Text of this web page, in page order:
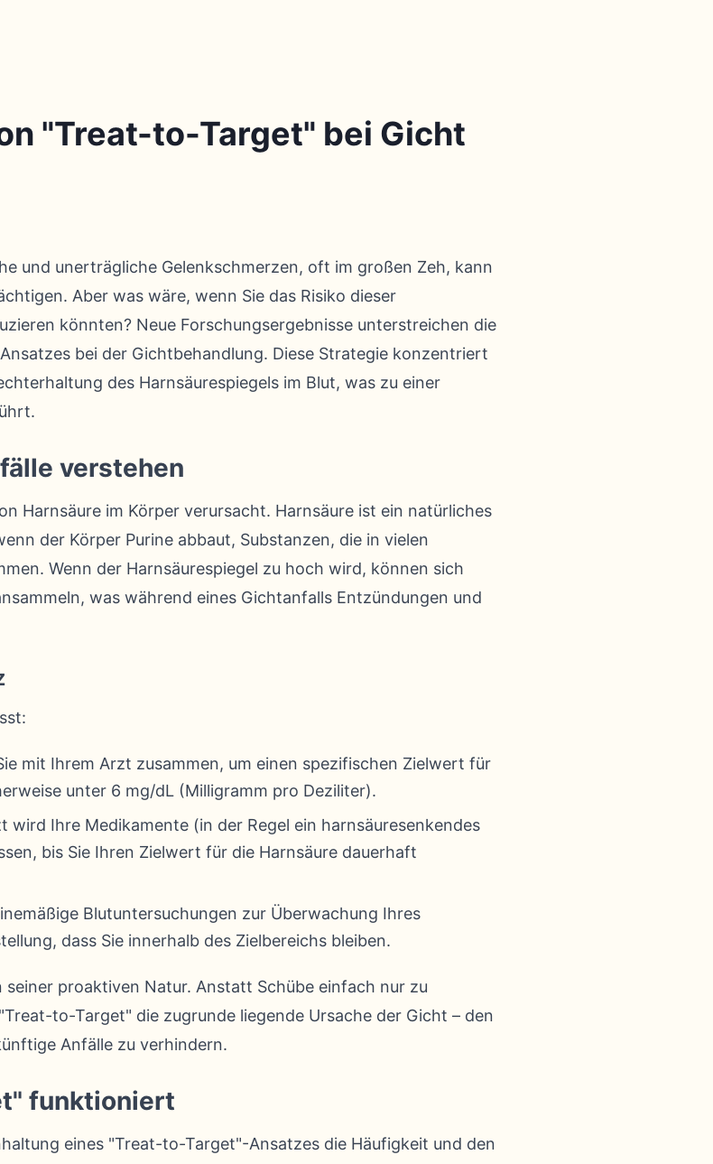
"Treat-to-Target" bei Gicht
und unerträgliche Gelenkschmerzen, oft im großen Zeh, kann
Aber was wäre, wenn Sie das Risiko dieser
könnten? Neue Forschungsergebnisse unterstreichen die
bei der Gichtbehandlung. Diese Strategie konzentriert
des Harnsäurespiegels im Blut, was zu einer
verstehen
Harnsäure im Körper verursacht. Harnsäure ist ein natürliches
der Körper Purine abbaut, Substanzen, die in vielen
Wenn der Harnsäurespiegel zu hoch wird, können sich
was während eines Gichtanfalls Entzündungen und
mit Ihrem Arzt zusammen, um einen spezifischen Zielwert für
unter 6 mg/dL (Milligramm pro Deziliter).
wird Ihre Medikamente (in der Regel ein harnsäuresenkendes
bis Sie Ihren Zielwert für die Harnsäure dauerhaft
Blutuntersuchungen zur Überwachung Ihres
dass Sie innerhalb des Zielbereichs bleiben.
seiner proaktiven Natur. Anstatt Schübe einfach nur zu
to-Target" die zugrunde liegende Ursache der Gicht – den
Anfälle zu verhindern.
funktioniert
eines "Treat-to-Target"-Ansatzes die Häufigkeit und den